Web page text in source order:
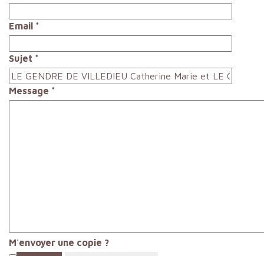
Email *
Sujet *
Message *
M'envoyer une copie ?